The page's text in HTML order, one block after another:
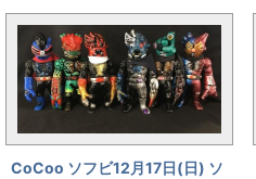
CoCoo ソフビ12月17日(日) ソ